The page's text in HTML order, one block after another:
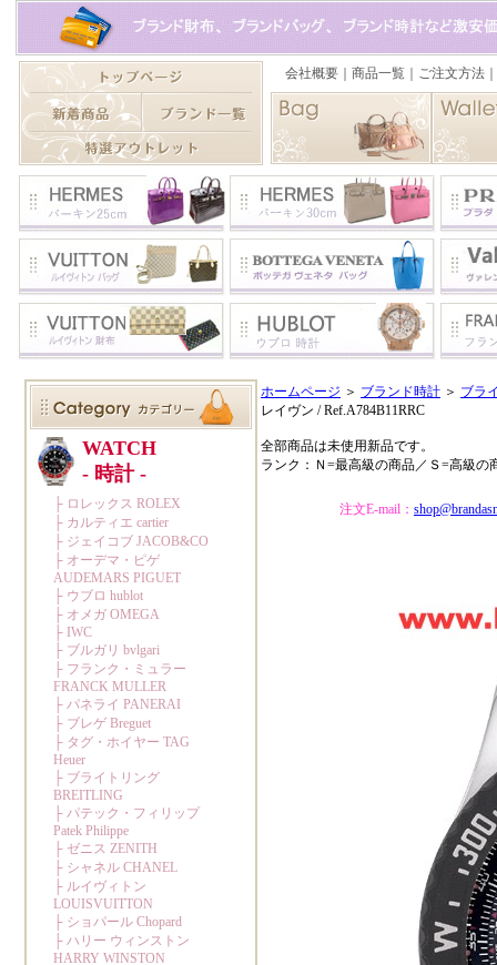
ホームページ ＞ ブランド時計 ＞ ブラ
レイヴン / Ref.A784B11RRC
全部商品は未使用新品です。
ランク：Ｎ=最高級の商品／Ｓ=高級の
注文E-mail：